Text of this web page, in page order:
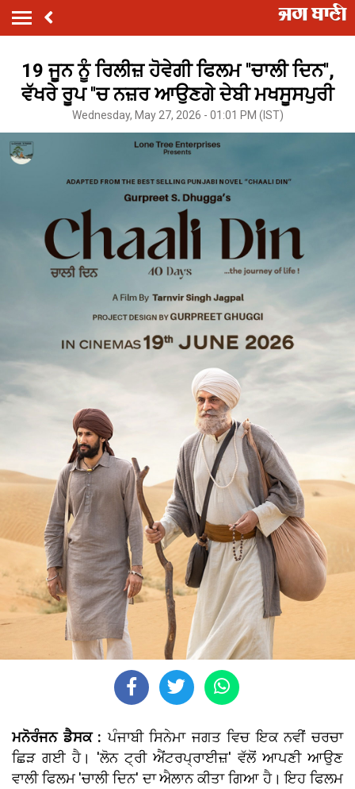
19 ਜੂਨ ਨੂੰ ਰਿਲੀਜ਼ ਹੋਵੇਗੀ ਫਿਲਮ ''ਚਾਲੀ ਦਿਨ'',
ਵੱਖਰੇ ਰੂਪ ''ਚ ਨਜ਼ਰ ਆਉਣਗੇ ਦੇਬੀ ਮਖਸੂਸਪੁਰੀ
Wednesday, May 27, 2026 - 01:01 PM (IST)
ਮਨੋਰੰਜਨ ਡੈਸਕ :ਪੰਜਾਬੀ ਸਿਨੇਮਾ ਜਗਤ ਵਿਚ ਇਕ ਨਵੀਂ ਚਰਚਾ
ਛਿੜ ਗਈ ਹੈ। 'ਲੋਨ ਟ੍ਰੀ ਐਂਟਰਪ੍ਰਾਈਜ਼' ਵੱਲੋਂ ਆਪਣੀ ਆਉਣ
ਵਾਲੀ ਫਿਲਮ 'ਚਾਲੀ ਦਿਨ' ਦਾ ਐਲਾਨ ਕੀਤਾ ਗਿਆ ਹੈ। ਇਹ ਫਿਲਮ